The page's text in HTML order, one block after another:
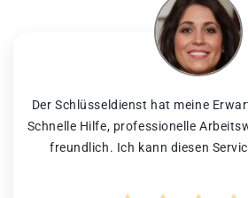
Der Schlüsseldienst hat meine
Schnelle Hilfe, professionelle
freundlich. Ich kann diesen